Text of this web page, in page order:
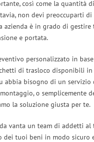
così come la quantità
non devi preoccuparti
azienda è in grado di gestire
e portata.
personalizzato in
di trasloco disponibili in
abbia bisogno di un servizio
o semplicemente
la soluzione giusta per te.
vanta un team di addetti al
dei tuoi beni in modo sicuro